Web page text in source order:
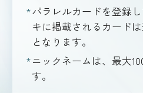
パラレルカードを登録
キに掲載されるカード
となります。
ニックネームは、最大
す。